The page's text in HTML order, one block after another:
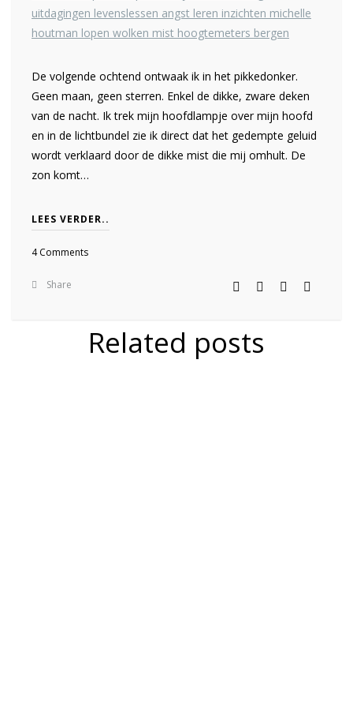
De volgende ochtend ontwaak ik in het pikkedonker.
Geen maan, geen sterren. Enkel de dikke, zware deken
van de nacht. Ik trek mijn hoofdlampje over mijn hoofd
en in de lichtbundel zie ik direct dat het gedempte geluid
wordt verklaard door de dikke mist die mij omhult. De
zon komt…
LEES VERDER..
4 Comments
Share
Related posts